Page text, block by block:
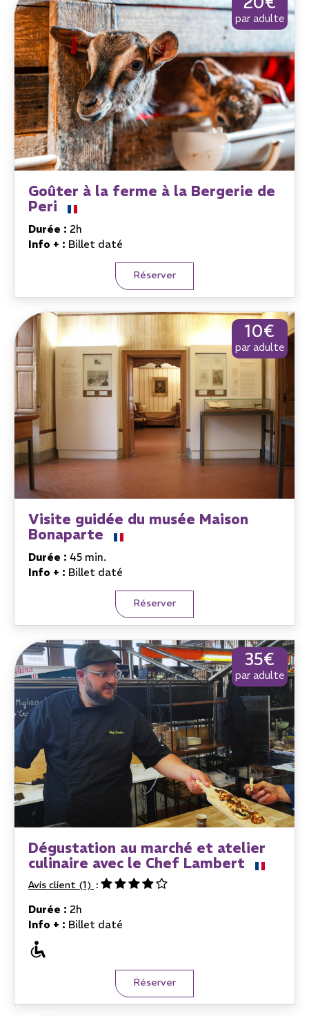
Goûter à la ferme à la Bergerie de
Peri
par adulte
Durée : 2h
Info + : Billet daté
Réserver
Visite guidée du musée Maison
Bonaparte
10€
par adulte
Durée : 45 min.
Info + : Billet daté
Réserver
Dégustation au marché et atelier
culinaire avec le Chef Lambert
Avis client (1)
35€
par adulte
Durée : 2h
Info + : Billet daté
Réserver